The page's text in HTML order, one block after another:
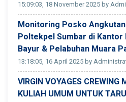
15:09:03, 18 November 2025 by
Monitoring Posko
Poltekpel Sumbar di Kantor
Bayur & Pelabuhan Muara
13:18:05, 16 April 2025 by
VIRGIN VOYAGES CREWING
KULIAH UMUM UNTUK